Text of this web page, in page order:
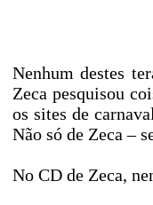
Nenhum destes
Zeca pesquisou
os sites de
Não só de Zeca –
No CD de Zeca,